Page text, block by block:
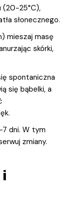
(20-25°C),
słonecznego.
mieszaj masę
skórki,
spontaniczna
się bąbelki, a
dni. W tym
zmiany.